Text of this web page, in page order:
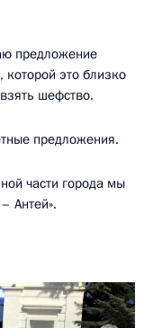
предложение
которой это близко
шефство.
предложения.
части города мы
Антей».